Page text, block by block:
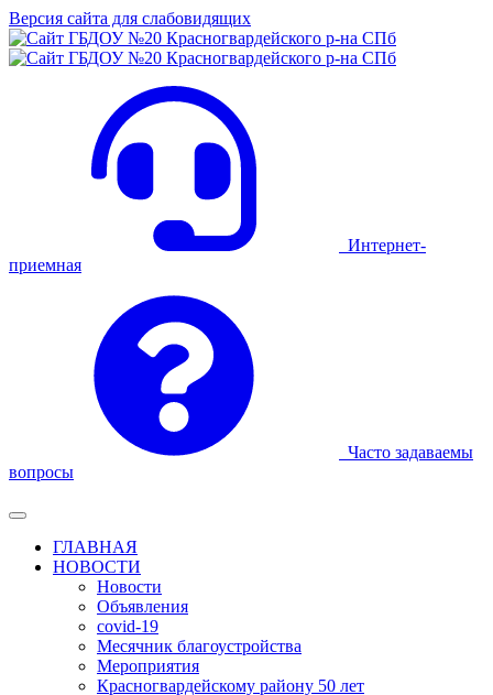
Версия сайта для слабовидящих
Интернет-
приемная
Часто задаваемы
вопросы
ГЛАВНАЯ
НОВОСТИ
Новости
Объявления
covid-19
Месячник благоустройства
Мероприятия
Красногвардейскому району 50 лет